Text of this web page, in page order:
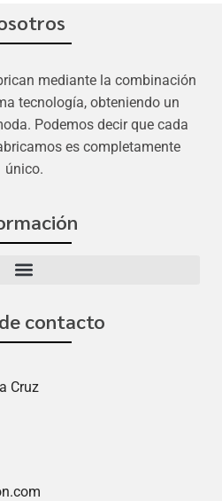
mediante la combinación
tecnología, obteniendo un
Podemos decir que cada
es completamente
único.
contacto
Cruz